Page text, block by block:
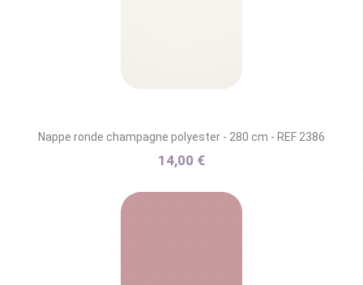
Nappe ronde champagne polyester - 280 cm - REF 2386
14,00 €